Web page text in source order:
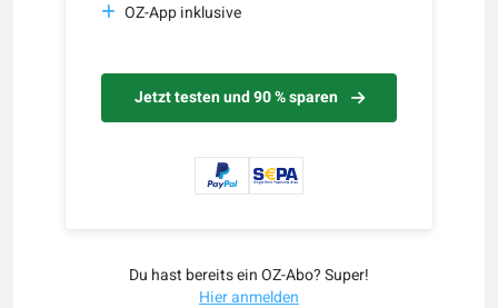
OZ-App inklusive
Jetzt testen und 90 % sparen
Du hast bereits ein OZ-Abo? Super!
Hier anmelden